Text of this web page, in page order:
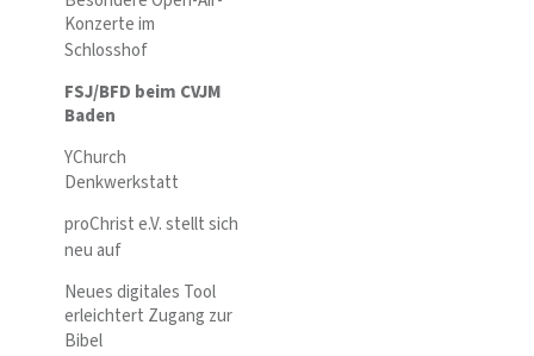
Konzerte im
Schlosshof
FSJ/BFD beim CVJM
Baden
YChurch
Denkwerkstatt
proChrist e.V. stellt sich
neu auf
Neues digitales Tool
erleichtert Zugang zur
Bibel